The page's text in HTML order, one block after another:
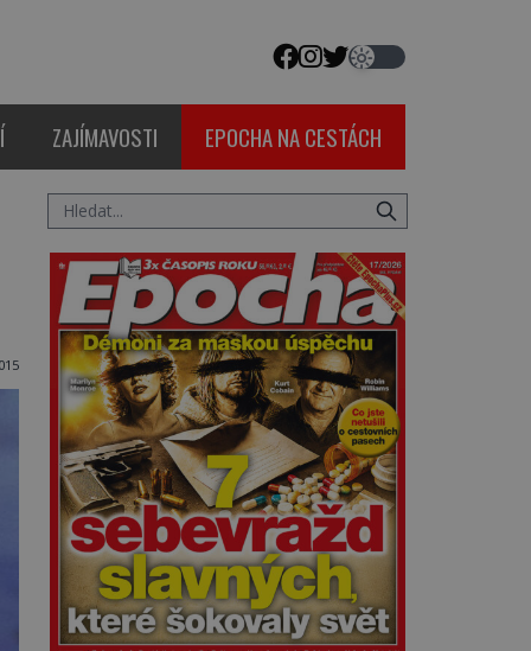
ZAJÍMAVOSTI EPOCHA NA CESTÁCH